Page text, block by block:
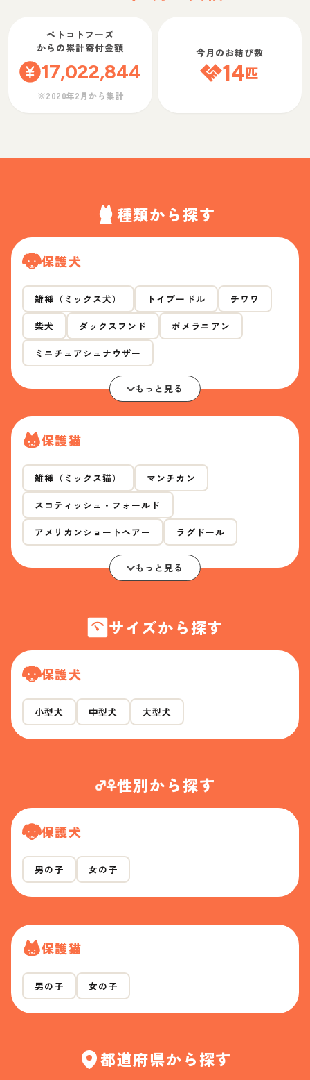
ペトコトフーズ
からの累計寄付金額
17,022,844
※2020年2月から集計
今月のお結び数
14匹
種類から探す
保護犬
雑種（ミックス犬） トイプードル チワワ
柴犬 ダックスフンド ポメラニアン
ミニチュアシュナウザー
もっと見る
保護猫
雑種（ミックス猫） マンチカン
スコティッシュ・フォールド
アメリカンショートヘアー ラグドール
もっと見る
サイズから探す
保護犬
小型犬 中型犬 大型犬
性別から探す
保護犬
男の子 女の子
保護猫
男の子 女の子
都道府県から探す